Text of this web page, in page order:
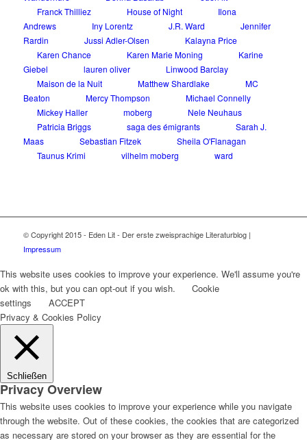
Franck Thilliez
House of Night
Ilona
Andrews
Iny Lorentz J.R. Ward
Jennifer
Rardin
Jussi Adler-Olsen
Kalayna Price
Karen Chance
Karen Marie Moning
Karine
Giebel
lauren oliver
Linwood Barclay
Maison de la Nuit
Matthew Shardlake
MC
Beaton
Mercy Thompson
Michael Connelly
Mickey Haller
moberg
Nele Neuhaus
Patricia Briggs
saga des émigrants
Sarah J.
Maas
Sebastian Fitzek
Sheila O'Flanagan
Taunus Krimi
vilhelm moberg ward
© Copyright 2015 - Eden Lit - Der erste zweisprachige Literaturblog |
Impressum
This website uses cookies to improve your experience. We'll assume you're
ok with this, but you can opt-out if you wish.
Cookie
settings
ACCEPT
Privacy & Cookies Policy
Schließen
Privacy Overview
This website uses cookies to improve your experience while you navigate
through the website. Out of these cookies, the cookies that are categorized
as necessary are stored on your browser as they are essential for the